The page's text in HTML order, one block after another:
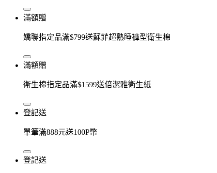
滿額贈
嬌聯指定品滿$799送蘇菲超熟睡褲型衛生棉
滿額贈
衛生棉指定品滿$1599送倍潔雅衛生紙
登記送
單筆滿888元送100P幣
登記送